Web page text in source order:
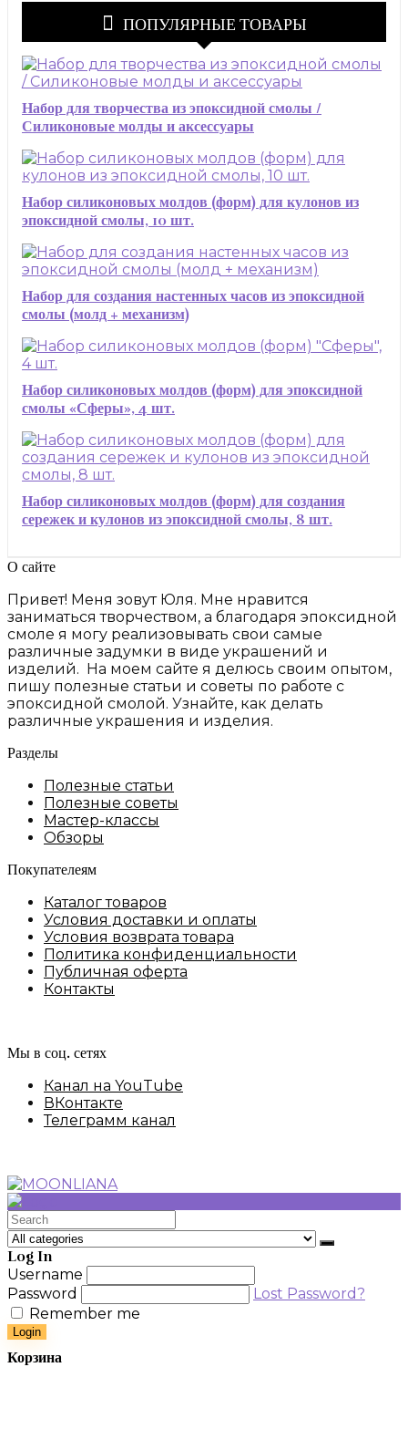
ПОПУЛЯРНЫЕ ТОВАРЫ
Набор для творчества из эпоксидной смолы /
Силиконовые молды и аксессуары
Набор силиконовых молдов (форм) для кулонов из
эпоксидной смолы, 10 шт.
Набор для создания настенных часов из эпоксидной
смолы (молд + механизм)
Набор силиконовых молдов (форм) для эпоксидной
смолы «Сферы», 4 шт.
Набор силиконовых молдов (форм) для создания
сережек и кулонов из эпоксидной смолы, 8 шт.
О сайте
Привет! Меня зовут Юля. Мне нравится
заниматься творчеством, а благодаря эпоксидной
смоле я могу реализовывать свои самые
различные задумки в виде украшений и
изделий. На моем сайте я делюсь своим опытом,
пишу полезные статьи и советы по работе с
эпоксидной смолой. Узнайте, как делать
различные украшения и изделия.
Разделы
Полезные статьи
Полезные советы
Мастер-классы
Обзоры
Покупателеям
Каталог товаров
Условия доставки и оплаты
Условия возврата товара
Политика конфиденциальности
Публичная оферта
Контакты
Мы в соц. сетях
Канал на YouTube
ВКонтакте
Телеграмм канал
Search
for:
Log In
Username
Password
Lost Password?
Remember me
Login
Корзина